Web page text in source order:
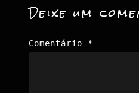
Deixe um
Comentário *